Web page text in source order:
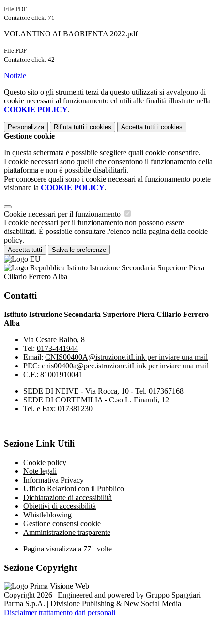
File PDF
Contatore click: 71
VOLANTINO ALBAORIENTA 2022.pdf
File PDF
Contatore click: 42
Notizie
Questo sito o gli strumenti terzi da questo utilizzati si avvalgono di
cookie necessari al funzionamento ed utili alle finalità illustrate nella
COOKIE POLICY.
Personalizza Rifiuta tutti i cookies Accetta tutti i cookies
Gestione cookie
In questa schermata è possibile scegliere quali cookie consentire.
I cookie necessari sono quelli che consentono il funzionamento della
piattaforma e non è possibile disabilitarli.
Per conoscere quali sono i cookie necessari al funzionamento potete
visionare la COOKIE POLICY.
Cookie necessari per il funzionamento
I cookie necessari per il funzionamento non possono essere
disabilitati. È possibile consultare l'elenco nella pagina della cookie
policy.
Accetta tutti Salva le preferenze
Istituto Istruzione Secondaria Superiore Piera
Cillario Ferrero Alba
Contatti
Istituto Istruzione Secondaria Superiore Piera Cillario Ferrero
Alba
Via Cesare Balbo, 8
Tel: 0173-441944
Email: CNIS00400A@istruzione.itLink per inviare una mail
PEC: cnis00400a@pec.istruzione.itLink per inviare una mail
C.F.: 81001910041
SEDE DI NEIVE - Via Rocca, 10 - Tel. 017367168
SEDE DI CORTEMILIA - C.so L. Einaudi, 12
Tel. e Fax: 017381230
Sezione Link Utili
Cookie policy
Note legali
Informativa Privacy
Ufficio Relazioni con il Pubblico
Dichiarazione di accessibilità
Obiettivi di accessibilità
Whistleblowing
Gestione consensi cookie
Amministrazione trasparente
Pagina visualizzata 771 volte
Sezione Copyright
Copyright 2026 | Engineered and powered by Gruppo Spaggiari
Parma S.p.A. | Divisione Publishing & New Social Media
Disclaimer trattamento dati personali